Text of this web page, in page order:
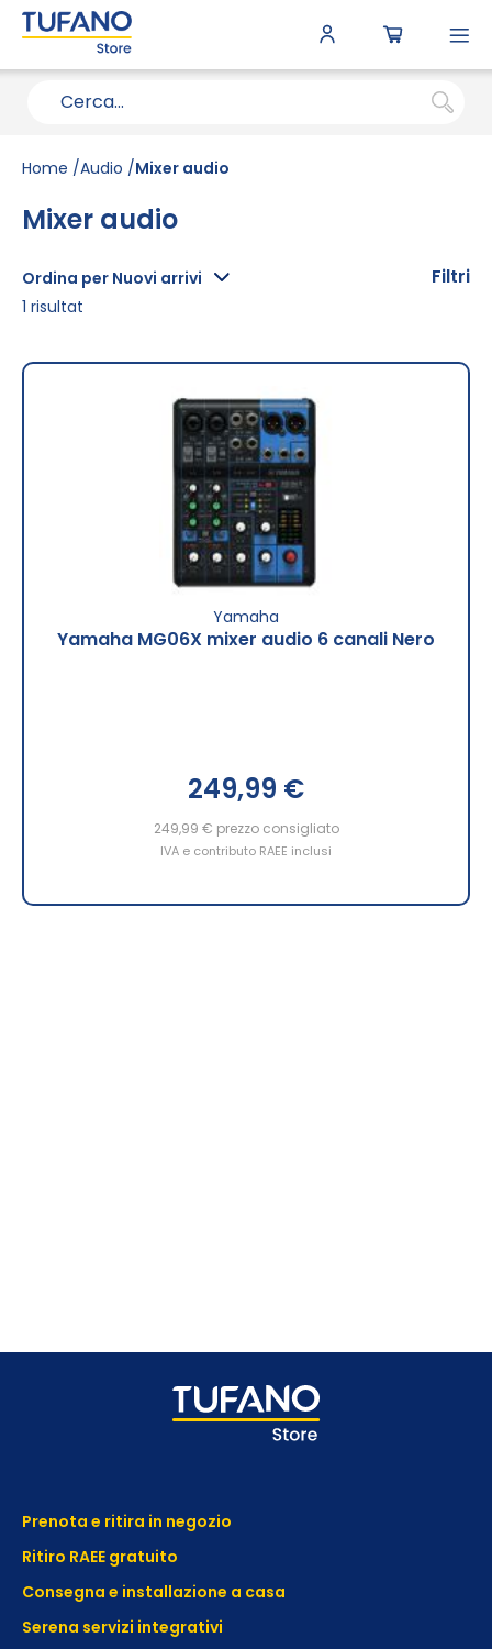
Home Audio Mixer audio
Mixer audio
Ordina per Nuovi arrivi
1 risultat
Yamaha
Yamaha MG06X mixer audio 6 canali Nero
249,99 €
249,99 € prezzo consigliato
IVA e contributo RAEE inclusi
Filtri
Prenota e ritira in negozio
Ritiro RAEE gratuito
Consegna e installazione a casa
Serena servizi integrativi